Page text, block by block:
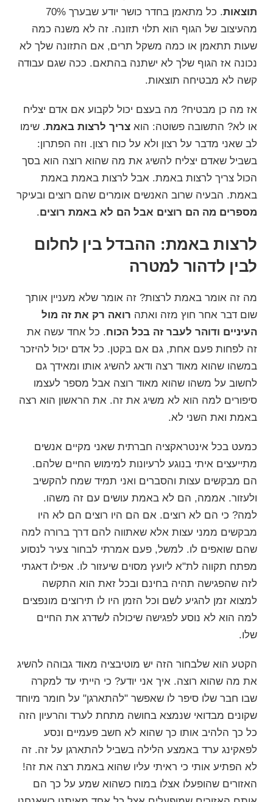
תוצאות
. כל מתאמן בחדר כושר יודע שבערך 70%
מהעיצוב של הגוף הוא תלוי תזונה. זה לא משנה כמה
שעות תתאמן או כמה משקל תרים, אם התזונה שלך לא
נכונה אז הגוף שלך לא ישתנה בהתאם. ככה שגם עבודה
קשה לא מבטיחה תוצאות.
אז מה כן מבטיח? מה בעצם יכול לקבוע אם אדם יצליח
או לא? התשובה פשוטה: הוא צריך לרצות באמת. שימו
לב שאני מדבר על רצון ולא על כוח רצון. וזה הפתרון:
בשביל שאדם יצליח להשיג את מה שהוא רוצה הוא בסך
הכול צריך לרצות באמת. אבל לרצות באמת באמת
באמת. הבעיה שרוב האנשים אומרים שהם רוצים ובעיקר
מספרים מה הם רוצים אבל הם לא באמת רוצים.
לרצות באמת: ההבדל בין לחלום
לבין לדהור למטרה
מה זה אומר באמת לרצות? זה אומר שלא מעניין אותך
שום דבר אחר חוץ מזה ואתה רואה רק את זה מול
העיניים ודוהר לעבר זה בכל הכוח. כל אחד עשה את
זה לפחות פעם אחת, גם אם בקטן. כל אדם יכול להיזכר
במשהו שהוא מאוד רצה ודאג להשיג אותו ומאידך גם
לחשוב על משהו שהוא מאוד רוצה אבל מספר לעצמו
סיפורים למה הוא לא משיג את זה. את הראשון הוא רצה
באמת ואת השני לא.
כמעט בכל אינטראקציה חברתית שאני מקיים אנשים
מתייעצים איתי בנוגע לרעיונות למימוש החיים שלהם.
הם מבקשים עצות והסברים ואני תמיד שמח להקשיב
ולעזור. אממה, הם לא באמת עושים עם זה משהו.
למה? כי הם לא רוצים. אם הם היו רוצים הם לא היו
מבקשים ממני עצות אלא שאתווה להם דרך ברורה למה
שהם שואפים לו. למשל, פעם אמרתי לבחור צעיר לנסוע
מפתח תקווה לת"א ליועץ מסוים שיעזור לו. אפילו דאגתי
לזה שהפגישה תהיה בחינם ובכל זאת הוא התקשה
למצוא זמן להגיע לשם וכל הזמן היו לו תירוצים מונפצים
למה הוא לא נוסע לפגישה שיכולה לשדרג את החיים
שלו.
הקטע הוא שלבחור הזה יש מוטיבציה מאוד גבוהה להשיג
את מה שהוא רוצה. איך אני יודע? כי הייתי עד למקרה
שבו חבר שלו סיפר לו שאפשר "להתארגן" על חומר מיוחד
שקונים מבדואי שנמצא בחושה מתחת לערד והרעיון הזה
כל כך הלהיב אותו כך שהוא לא חשב פעמיים ונסע
לפאקינג ערד באמצע הלילה בשביל להתארגן על זה. זה
לא הפתיע אותי כי ראיתי עליו שהוא באמת רצה את זה!
האזורים שהופעלו אצלו במוח כשהוא שמע על כך הם